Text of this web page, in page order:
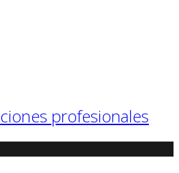
profesionales